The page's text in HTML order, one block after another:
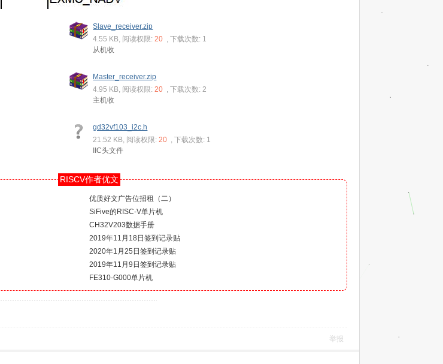
Slave_receiver.zip
4.55 KB, 阅读权限:20 , 下载次数: 1
从机收
Master_receiver.zip
4.95 KB, 阅读权限:20 , 下载次数: 2
主机收
gd32vf103_i2c.h
21.52 KB, 阅读权限:20 , 下载次数: 1
IIC头文件
RISCV作者优文
优质好文广告位招租（二）
SiFive的RISC-V单片机
CH32V203数据手册
2019年11月18日签到记录贴
2020年1月25日签到记录贴
2019年11月9日签到记录贴
FE310-G000单片机
举报